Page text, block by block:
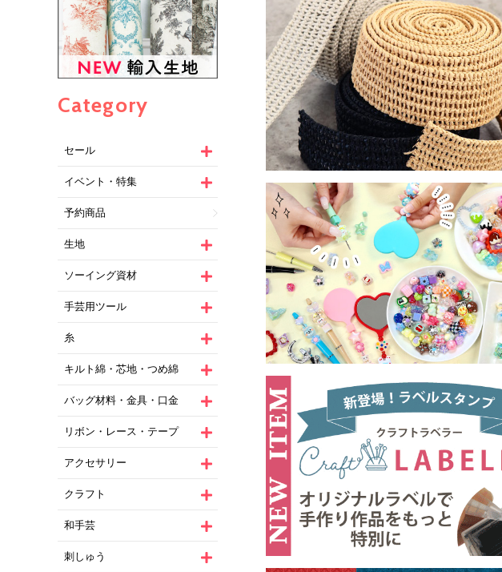
Category
セール
イベント・特集
予約商品
生地
ソーイング資材
手芸用ツール
糸
キルト綿・芯地・つめ綿
バッグ材料・金具・口金
リボン・レース・テープ
アクセサリー
クラフト
和手芸
刺しゅう